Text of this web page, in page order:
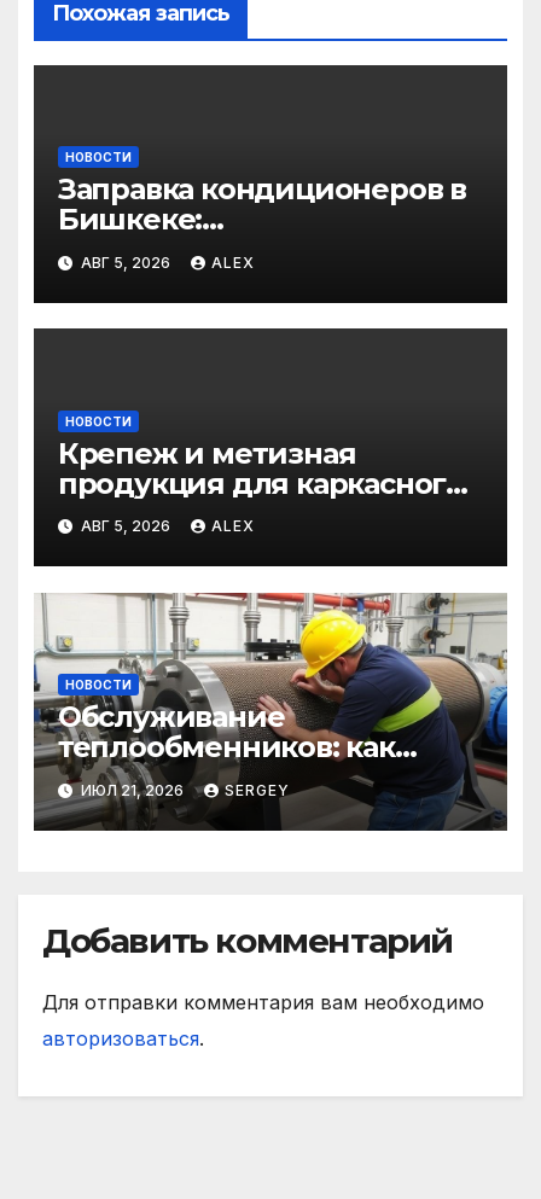
Похожая запись
НОВОСТИ
Заправка кондиционеров в
Бишкеке:
профессиональные услуги
для дома и авто
АВГ 5, 2026 ALEX
НОВОСТИ
Крепеж и метизная
продукция для каркасного
и загородного
строительства: от
саморезов до анкеров
АВГ 5, 2026 ALEX
НОВОСТИ
Обслуживание
теплообменников: как
сохранить эффективность и
избежать простоев
ИЮЛ 21, 2026 SERGEY
Добавить комментарий
Для отправки комментария вам необходимо
авторизоваться.